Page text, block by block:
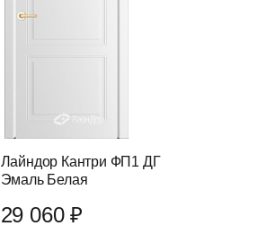
Лайндор Кантри ФП1 ДГ
Эмаль Белая
29 060 ₽